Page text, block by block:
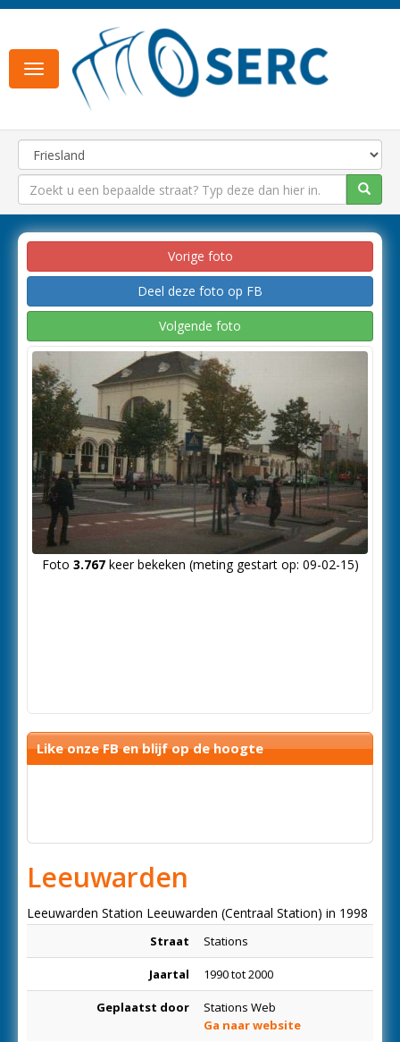
Toggle
navigation
Vorige foto
Deel deze foto op FB
Volgende foto
Foto 3.767keer bekeken (meting gestart op: 09-02-15)
Like onze FB en blijf op de hoogte
Leeuwarden
Leeuwarden Station Leeuwarden (Centraal Station) in 1998
Straat Stations
Jaartal 1990 tot 2000
Geplaatst door
Stations Web
Ga naar website